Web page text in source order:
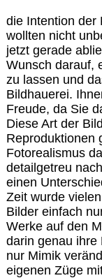
die Intention der
wollten nicht
jetzt gerade
Wunsch darauf,
zu lassen und
Bildhauerei.
Freude, da Sie
Diese Art der
Reproduktionen
Fotorealismus
detailgetreu
einen
Zeit wurde
Bilder einfach
Werke auf den
darin genau ihre
nur Mimik
eigenen Züge